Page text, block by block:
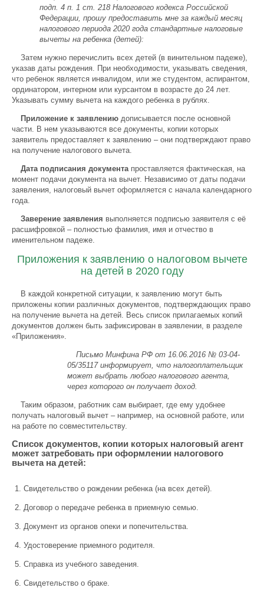
подп. 4 п. 1 ст. 218 Налогового кодекса Российской
Федерации, прошу предоставить мне за каждый месяц
налогового периода 2020 года стандартные налоговые
вычеты на ребенка (детей):
Затем нужно перечислить всех детей (в винительном падеже),
указав даты рождения. При необходимости, указывать сведения,
что ребенок является инвалидом, или же студентом, аспирантом,
ординатором, интерном или курсантом в возрасте до 24 лет.
Указывать сумму вычета на каждого ребенка в рублях.
Приложение к заявлению дописывается после основной
части. В нем указываются все документы, копии которых
заявитель предоставляет к заявлению – они подтверждают право
на получение налогового вычета.
Дата подписания документапроставляется фактическая, на
момент подачи документа на вычет. Независимо от даты подачи
заявления, налоговый вычет оформляется с начала календарного
года.
Заверение заявления выполняется подписью заявителя с её
расшифровкой – полностью фамилия, имя и отчество в
именительном падеже.
Приложения к заявлению о налоговом вычете
на детей в 2020 году
В каждой конкретной ситуации, к заявлению могут быть
приложены копии различных документов, подтверждающих право
на получение вычета на детей. Весь список прилагаемых копий
документов должен быть зафиксирован в заявлении, в разделе
«Приложения».
Письмо Минфина РФ от 16.06.2016 № 03-04-
05/35117 информирует, что налогоплательщик
может выбрать любого налогового агента,
через которого он получает доход.
Таким образом, работник сам выбирает, где ему удобнее
получать налоговый вычет – например, на основной работе, или
на работе по совместительству.
Список документов, копии которых налоговый агент
может затребовать при оформлении налогового
вычета на детей:
Свидетельство о рождении ребенка (на всех детей).
Договор о передаче ребенка в приемную семью.
Документ из органов опеки и попечительства.
Удостоверение приемного родителя.
Справка из учебного заведения.
Свидетельство о браке.